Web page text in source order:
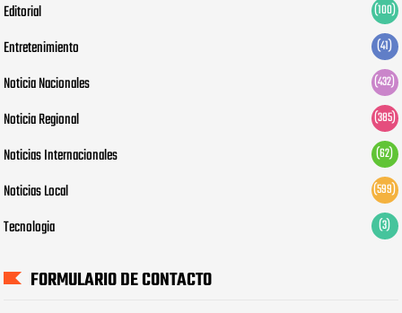
Editorial (100)
Entretenimiento (41)
Noticia Nacionales (432)
Noticia Regional (385)
Noticias Internacionales (62)
Noticias Local (599)
Tecnologia (3)
FORMULARIO DE CONTACTO